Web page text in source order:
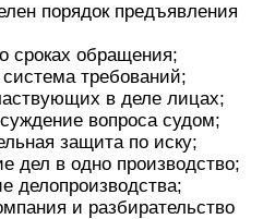
порядок предъявления
сроках обращения;
требований;
в деле лицах;
вопроса судом;
защита по иску;
дел в одно производство;
делопроизводства;
и разбирательство